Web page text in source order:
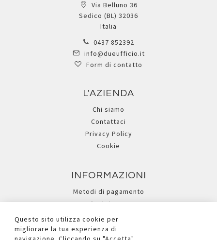
Via Belluno 36
Sedico (BL) 32036
Italia
0437 852392
info@dueufficio.it
Form di contatto
L'AZIENDA
Chi siamo
Contattaci
Privacy Policy
Cookie
INFORMAZIONI
Metodi di pagamento
Assistenza
Ricerca avanzata
Questo sito utilizza cookie per
migliorare la tua esperienza di